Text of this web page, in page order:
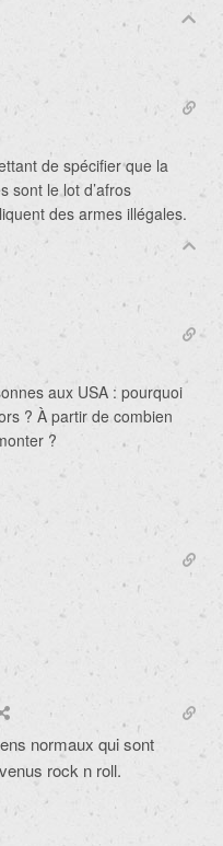
de spécifier que la
sont le lot d’afros
des armes illégales.
aux USA : pourquoi
? À partir de combien
?
normaux qui sont
rock n roll.